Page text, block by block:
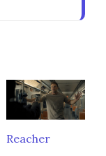
Reacher